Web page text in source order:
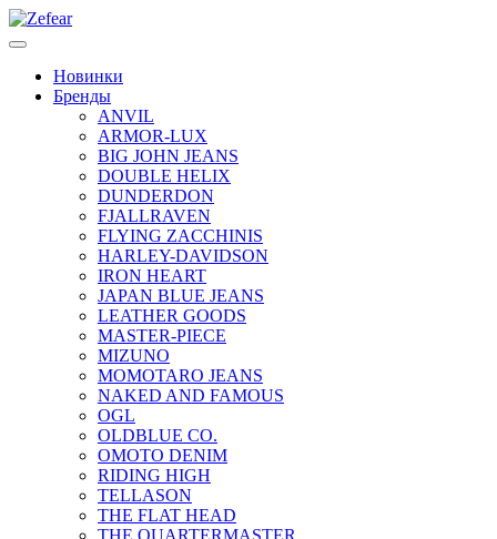
Новинки
Бренды
ANVIL
ARMOR-LUX
BIG JOHN JEANS
DOUBLE HELIX
DUNDERDON
FJALLRAVEN
FLYING ZACCHINIS
HARLEY-DAVIDSON
IRON HEART
JAPAN BLUE JEANS
LEATHER GOODS
MASTER-PIECE
MIZUNO
MOMOTARO JEANS
NAKED AND FAMOUS
OGL
OLDBLUE CO.
OMOTO DENIM
RIDING HIGH
TELLASON
THE FLAT HEAD
THE QUARTERMASTER